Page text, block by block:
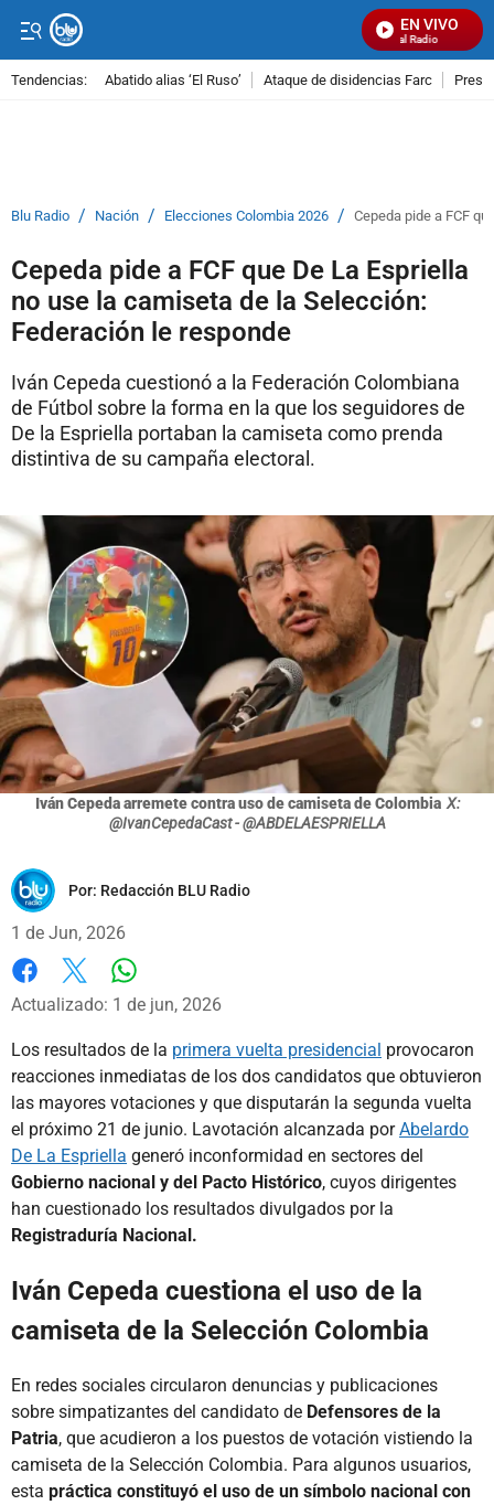
EN VIVO
Señal Visual Radio
Tendencias: Abatido alias ‘El Ruso’ Ataque de disidencias Farc
Blu Radio / Nación / Elecciones Colombia 2026 / Cepeda pide a FCF
Cepeda pide a FCF que De La Espriella
no use la camiseta de la Selección:
Federación le responde
Iván Cepeda cuestionó a la Federación Colombiana
de Fútbol sobre la forma en la que los seguidores de
De la Espriella portaban la camiseta como prenda
distintiva de su campaña electoral.
Iván Cepeda arremete contra uso de camiseta de Colombia X:
@IvanCepedaCast - @ABDELAESPRIELLA
Por: Redacción BLU Radio
1 de Jun, 2026
Facebook
X
Actualizado: 1 de jun, 2026
Los resultados de la primera vuelta presidencial provocaron
reacciones inmediatas de los dos candidatos que obtuvieron
las mayores votaciones y que disputarán la segunda vuelta
el próximo 21 de junio. Lavotación alcanzada porAbelardo
De La Espriella generó inconformidad en sectores del
Gobierno nacional y del Pacto Histórico, cuyos dirigentes
han cuestionado los resultados divulgados por la
Registraduría Nacional.
Iván Cepeda cuestiona el uso de la
camiseta de la Selección Colombia
En redes sociales circularon denuncias y publicaciones
sobre simpatizantes del candidato de Defensores de la
Patria, que acudieron a los puestos de votación vistiendo la
camiseta de la Selección Colombia. Para algunos usuarios,
esta práctica constituyó el uso de un símbolo nacional con